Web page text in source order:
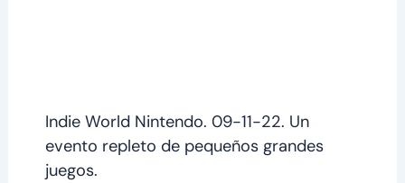
Indie World Nintendo. 09-11-22. Un
evento repleto de pequeños grandes
juegos.